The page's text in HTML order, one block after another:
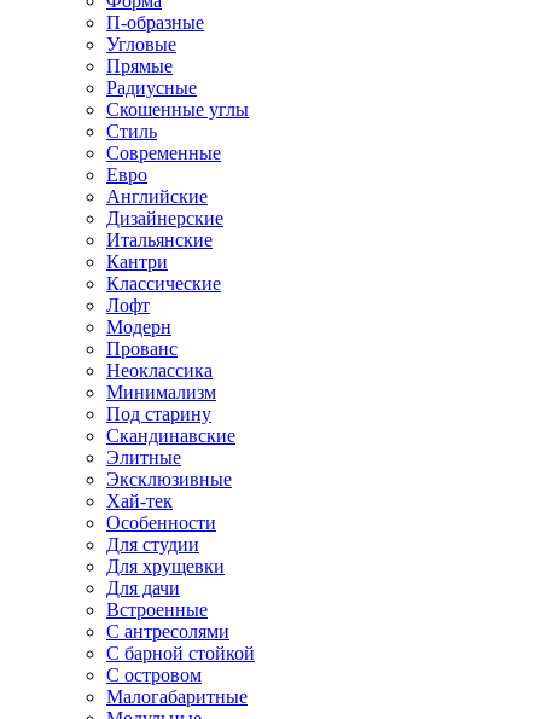
П-образные
Угловые
Прямые
Радиусные
Скошенные углы
Стиль
Современные
Евро
Английские
Дизайнерские
Итальянские
Кантри
Классические
Лофт
Модерн
Прованс
Неоклассика
Минимализм
Под старину
Скандинавские
Элитные
Эксклюзивные
Хай-тек
Особенности
Для студии
Для хрущевки
Для дачи
Встроенные
С антресолями
С барной стойкой
С островом
Малогабаритные